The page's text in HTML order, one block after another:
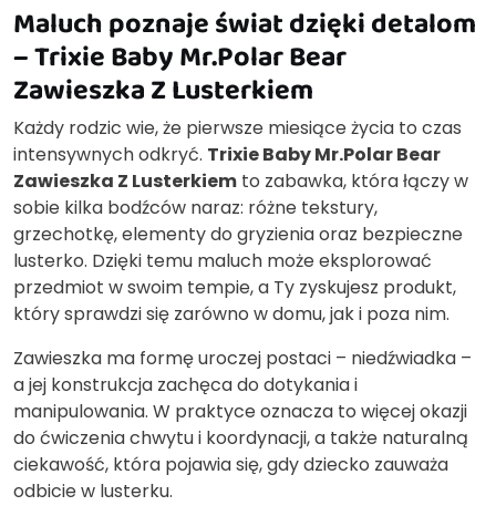
Maluch poznaje świat dzięki detalom
– Trixie Baby Mr.Polar Bear
Zawieszka Z Lusterkiem
Każdy rodzic wie, że pierwsze miesiące życia to czas
intensywnych odkryć. Trixie Baby Mr.Polar Bear
Zawieszka Z Lusterkiem to zabawka, która łączy w
sobie kilka bodźców naraz: różne tekstury,
grzechotkę, elementy do gryzienia oraz bezpieczne
lusterko. Dzięki temu maluch może eksplorować
przedmiot w swoim tempie, a Ty zyskujesz produkt,
który sprawdzi się zarówno w domu, jak i poza nim.
Zawieszka ma formę uroczej postaci – niedźwiadka –
a jej konstrukcja zachęca do dotykania i
manipulowania. W praktyce oznacza to więcej okazji
do ćwiczenia chwytu i koordynacji, a także naturalną
ciekawość, która pojawia się, gdy dziecko zauważa
odbicie w lusterku.